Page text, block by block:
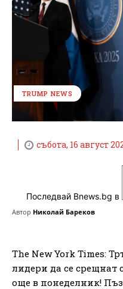
TRUMP NEWS
събота, 16 август
Последвай Bnews.bg в
Автор Николай Бареков
The New York Times:
лидери да се срещнат
още в понеделник!